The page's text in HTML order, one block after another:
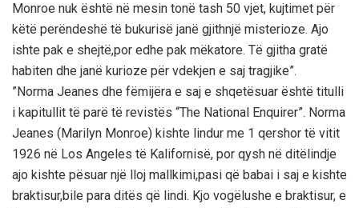
Monroe nuk ёshtё nё mesin tonё tash 50 vjet, kujtimet pёr
kёtё perёndeshё tё bukurisё janё gjithnjё misterioze. Ajo
ishte pak e shejtё,por edhe pak mёkatore. Tё gjitha gratё
habiten dhe janё kurioze pёr vdekjen e saj tragjike”.
”Norma Jeanes dhe fёmijёra e saj e shqetёsuar ёshtё titulli
i kapitullit tё parё tё revistёs “The National Enquirer”. Norma
Jeanes (Marilyn Monroe) kishte lindur me 1 qershor tё vitit
1926 nё Los Angeles tё Kalifornisё, por qysh nё ditёlindje
ajo kishte pёsuar njё lloj mallkimi,pasi qё babai i saj e kishte
braktisur,bile para ditёs qё lindi. Kjo vogёlushe e braktisur, e